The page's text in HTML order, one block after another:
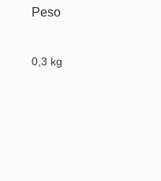
Peso
0,3 kg